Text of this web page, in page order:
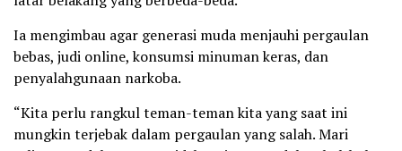
Ia mengimbau agar generasi muda menjauhi pergaulan
bebas, judi online, konsumsi minuman keras, dan
penyalahgunaan narkoba.
“Kita perlu rangkul teman-teman kita yang saat ini
mungkin terjebak dalam pergaulan yang salah. Mari